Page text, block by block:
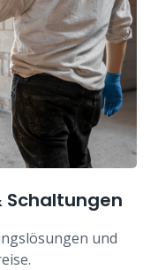
Schaltungen
und